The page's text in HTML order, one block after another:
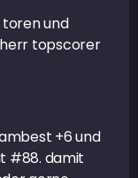
und
herr topscorer
+6 und
#88. damit